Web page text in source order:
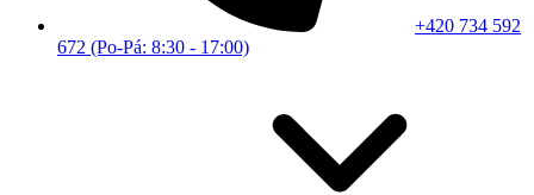
+420 734 592
672 (Po-Pá: 8:30 - 17:00)